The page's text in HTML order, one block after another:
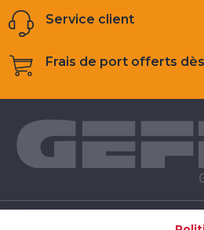
Service client
Frais de port offerts